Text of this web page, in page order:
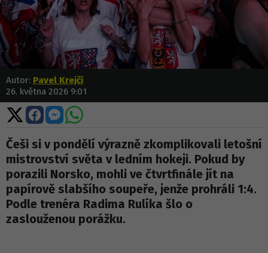
Autor: Pavel Krejčí
26. května 2026 9:01
Sdílet
na
X
Sdílet
na
Facebooku
Sdílet
na
Messengeru
Sdílet
WhatsApp
Češi si v pondělí výrazně zkomplikovali letošní
mistrovství světa v ledním hokeji. Pokud by
porazili Norsko, mohli ve čtvrtfinále jít na
papírově slabšího soupeře, jenže prohráli 1:4.
Podle trenéra Radima Rulíka šlo o
zaslouženou porážku.